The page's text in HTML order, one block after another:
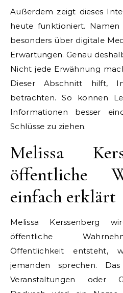
Außerdem zeigt dieses
heute funktioniert.
besonders über digitale
Erwartungen. Genau
Nicht jede Erwähnung
Dieser Abschnitt hilft,
betrachten. So können
Informationen besser
Schlüsse zu ziehen.
Melissa
öffentliche
einfach erklärt
Melissa Kerssenberg
öffentliche
Öffentlichkeit entsteht,
jemanden sprechen.
Veranstaltungen oder